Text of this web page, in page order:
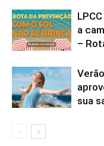
a
–
sua